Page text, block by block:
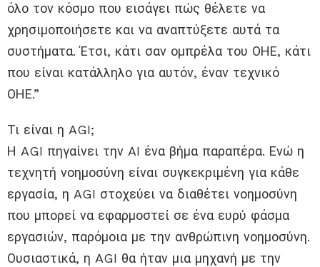
όλο τον κόσμο που εισάγει πώς θέλετε να
χρησιμοποιήσετε και να αναπτύξετε αυτά τα
συστήματα. Έτσι, κάτι σαν ομπρέλα του ΟΗΕ, κάτι
που είναι κατάλληλο για αυτόν, έναν τεχνικό
ΟΗΕ.”
Τι είναι η AGI;
Η AGI πηγαίνει την AI ένα βήμα παραπέρα. Ενώ η
τεχνητή νοημοσύνη είναι συγκεκριμένη για κάθε
εργασία, η AGI στοχεύει να διαθέτει νοημοσύνη
που μπορεί να εφαρμοστεί σε ένα ευρύ φάσμα
εργασιών, παρόμοια με την ανθρώπινη νοημοσύνη.
Ουσιαστικά, η AGI θα ήταν μια μηχανή με την